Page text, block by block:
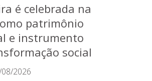
é celebrada na
patrimônio
e instrumento
social
2026